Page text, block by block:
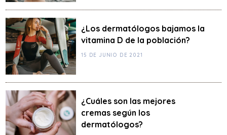
¿Los dermatólogos bajamos la
vitamina D de la población?
15 DE JUNIO DE 2021
¿Cuáles son las mejores
cremas según los
dermatólogos?